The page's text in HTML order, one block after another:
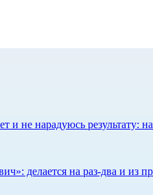
не нарадуюсь результату:
делается на раз-два и из